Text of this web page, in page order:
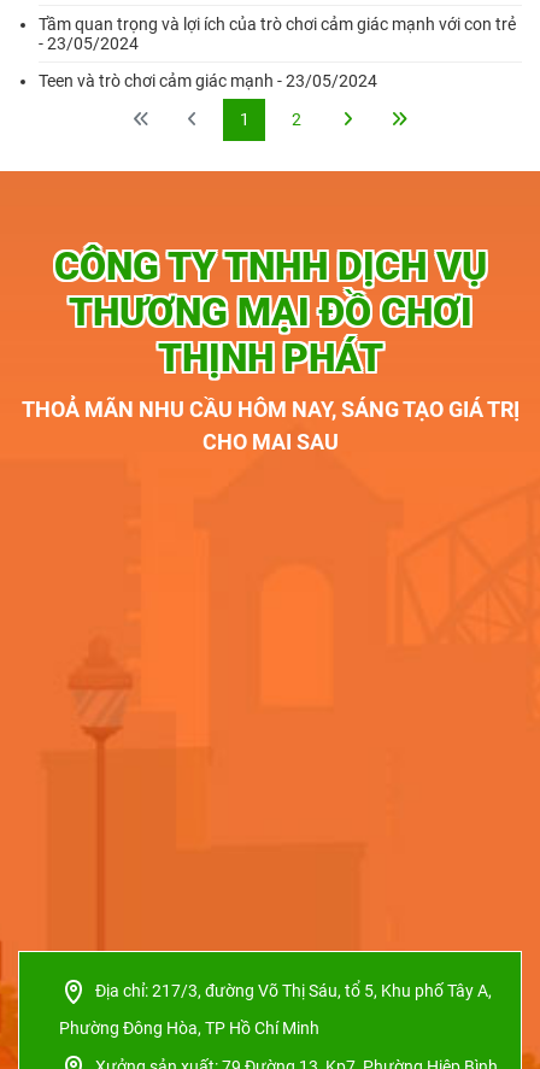
Tầm quan trọng và lợi ích của trò chơi cảm giác mạnh với con trẻ
- 23/05/2024
Teen và trò chơi cảm giác mạnh - 23/05/2024
1
2
CÔNG TY TNHH DỊCH VỤ
THƯƠNG MẠI ĐỒ CHƠI
THỊNH PHÁT
THOẢ MÃN NHU CẦU HÔM NAY, SÁNG TẠO GIÁ TRỊ
CHO MAI SAU
Địa chỉ:217/3, đường Võ Thị Sáu, tổ 5, Khu phố Tây A,
Phường Đông Hòa, TP Hồ Chí Minh